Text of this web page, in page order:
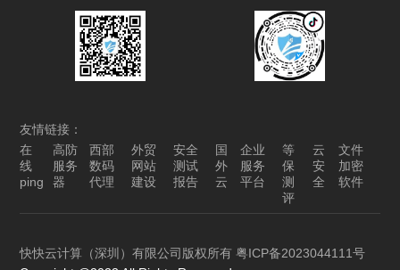
友情链接：
在
线
ping
高防
服务
器
西部
数码
代理
外贸
网站
建设
安全
测试
报告
国
外
云
企业
服务
平台
等
保
测
评
云
安
全
文件
加密
软件
快快云计算（深圳）有限公司版权所有粤ICP备2023044111号